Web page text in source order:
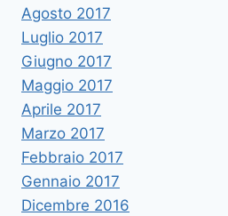
Agosto 2017
Luglio 2017
Giugno 2017
Maggio 2017
Aprile 2017
Marzo 2017
Febbraio 2017
Gennaio 2017
Dicembre 2016